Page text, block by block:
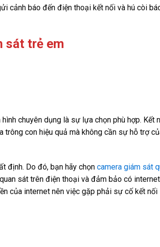
cảnh báo đến điện thoại kết nối và hú còi
sát trẻ em
chuyên dụng là sự lựa chọn phù hợp. Kết
trông con hiệu quả mà không cần sự hỗ trợ
định. Do đó, bạn hãy chọn camera giám sát
sát trên điện thoại và đảm bảo có internet
của internet nên việc gặp phải sự cố kết nối